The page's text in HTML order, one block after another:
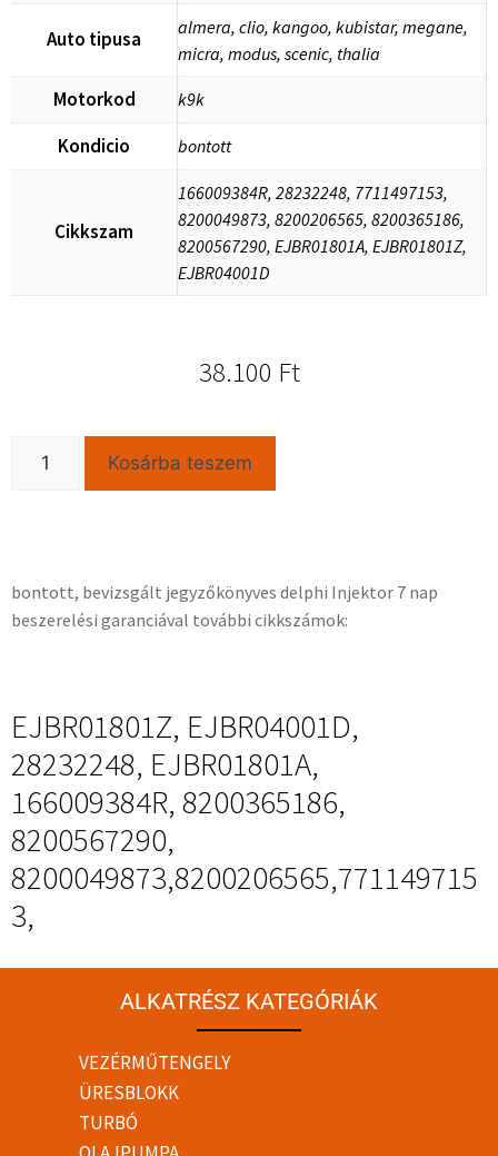
Auto tipusa
almera, clio, kangoo, kubistar, megane,
micra, modus, scenic, thalia
Motorkod k9k
Kondicio bontott
Cikkszam
166009384R, 28232248, 7711497153,
8200049873, 8200206565, 8200365186,
8200567290, EJBR01801A, EJBR01801Z,
EJBR04001D
38.100 Ft
Kosárba teszem
bontott, bevizsgált jegyzőkönyves delphi Injektor 7 nap
beszerelési garanciával további cikkszámok:
EJBR01801Z, EJBR04001D,
28232248, EJBR01801A,
166009384R, 8200365186,
8200567290,
8200049873,8200206565,771149715
3,
ALKATRÉSZ KATEGÓRIÁK
VEZÉRMŰTENGELY
ÜRESBLOKK
TURBÓ